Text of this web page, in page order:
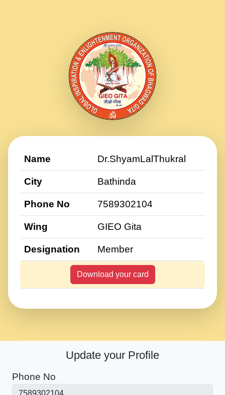
Name Dr.ShyamLalThukral
City Bathinda
Phone No 7589302104
Wing GIEO Gita
Designation Member
Download your card
Update your Profile
Phone No